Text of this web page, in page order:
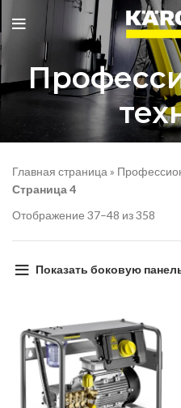
Главная страница »
Страница 4
Отображение 37–48 из 358
Показать боковую